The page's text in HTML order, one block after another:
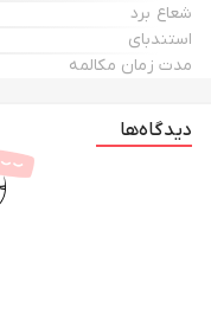
شعاع برد
استندبای
مدت زمان مکالمه
دیدگاه‌ها